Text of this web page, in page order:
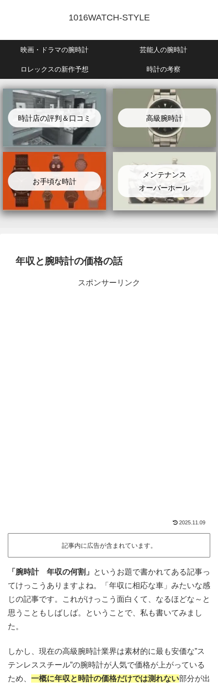
1016WATCH-STYLE
映画・ドラマの腕時計 芸能人の腕時計
ロレックスの新作予想 時計の考察
時計店の評判＆口コミ 高級腕時計
お手頃な時計
メンテナンス
オーバーホール
年収と腕時計の価格の話
スポンサーリンク
2025.11.09
記事内に広告が含まれています。
「腕時計 年収の何割」
というお題で書かれてある記事っ
てけっこうありますよね。「年収に相応な車」みたいな感
じの記事です。これがけっこう面白くて、なるほどな～と
思うこともしばしば。ということで、私も書いてみまし
た。
しかし、現在の高級腕時計業界は素材的に最も安価な”ス
テンレススチール”の腕時計が人気で価格が上がっている
ため、 一概に年収と時計の価格だけでは測れない部分が出